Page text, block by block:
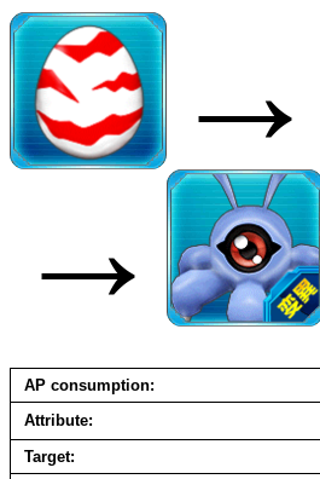
→
→
AP consumption
Attribute
Target